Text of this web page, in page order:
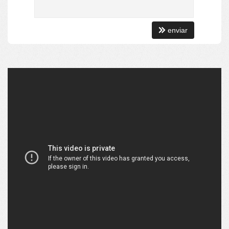
Sala para 2 Ambientes
Cozinha
Lavabo
enviar